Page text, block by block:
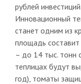
рублей инвестиций.
Инновационный
станет одним из
площадь
– до 14 тыс. тонн
теплицах будут
год), томаты